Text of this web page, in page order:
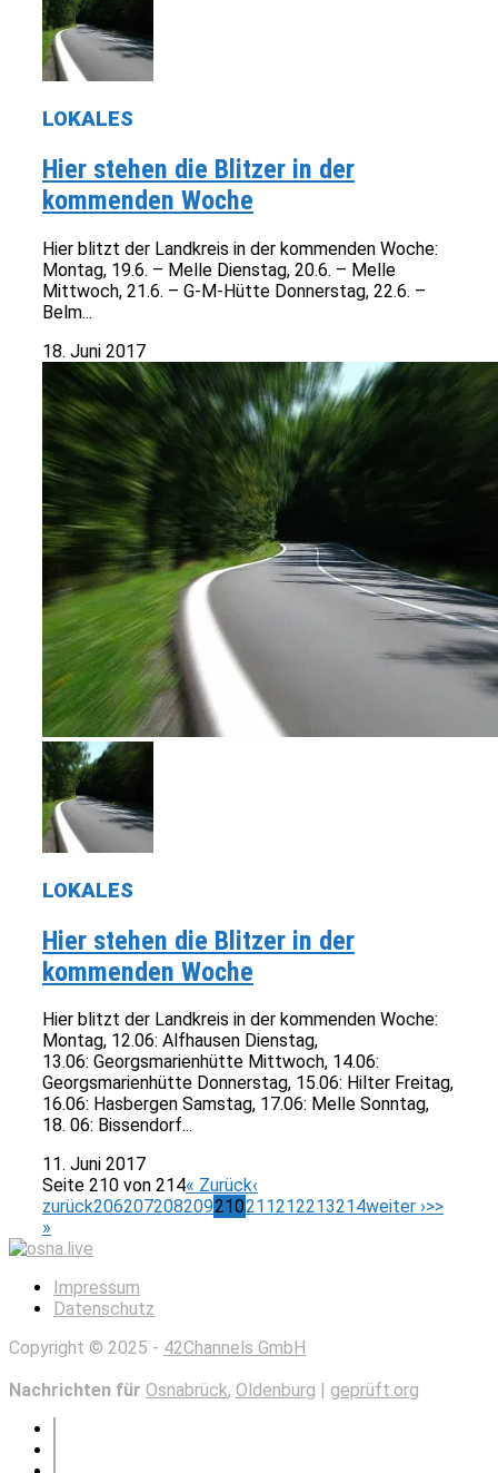
LOKALES
Hier stehen die Blitzer in der
kommenden Woche
Hier blitzt der Landkreis in der kommenden Woche:
Montag, 19.6. – Melle Dienstag, 20.6. – Melle
Mittwoch, 21.6. – G-M-Hütte Donnerstag, 22.6. –
Belm...
18. Juni 2017
LOKALES
Hier stehen die Blitzer in der
kommenden Woche
Hier blitzt der Landkreis in der kommenden Woche:
Montag, 12.06: Alfhausen Dienstag,
13.06: Georgsmarienhütte Mittwoch, 14.06:
Georgsmarienhütte Donnerstag, 15.06: Hilter Freitag,
16.06: Hasbergen Samstag, 17.06: Melle Sonntag,
18. 06: Bissendorf...
11. Juni 2017
Seite 210 von 214« Zurück‹
zurück206207208209210211212213214weiter ›>>
»
Impressum
Datenschutz
Copyright © 2025 - 42Channels GmbH
Nachrichten für Osnabrück, Oldenburg geprüft.org